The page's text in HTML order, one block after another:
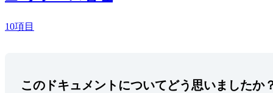
10項目
このドキュメントについてどう思いましたか